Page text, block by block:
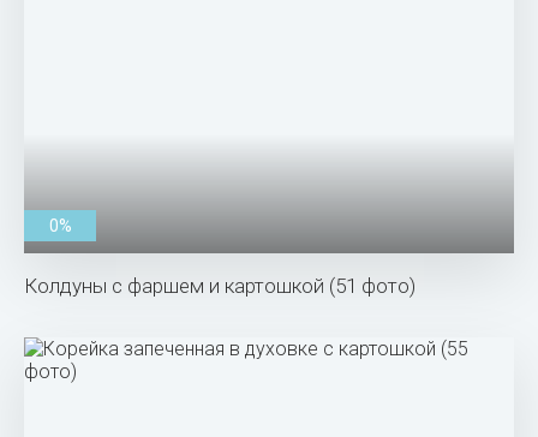
0%
Колдуны с фаршем и картошкой (51 фото)